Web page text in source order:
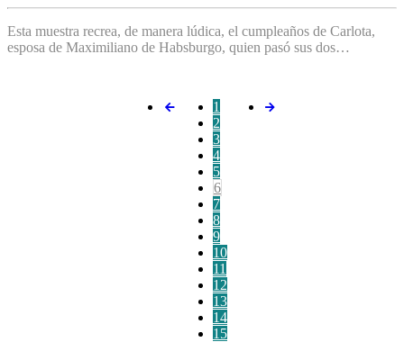
Esta muestra recrea, de manera lúdica, el cumpleaños de Carlota,
esposa de Maximiliano de Habsburgo, quien pasó sus dos…
1
2
3
4
5
6
7
8
9
10
11
12
13
14
15